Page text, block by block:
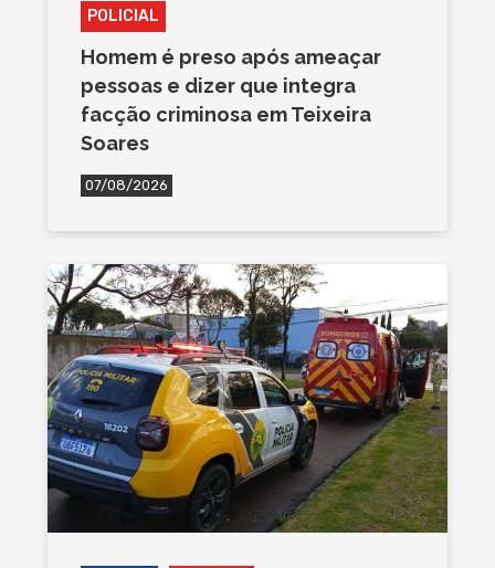
POLICIAL
Homem é preso após ameaçar
pessoas e dizer que integra
facção criminosa em Teixeira
Soares
07/08/2026